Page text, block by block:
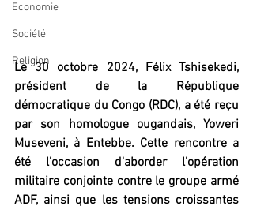
Economie
Société
Religion
Le 30 octobre 2024, Félix Tshisekedi,
président de la République
démocratique du Congo (RDC), a été reçu
par son homologue ougandais, Yoweri
Museveni, à Entebbe. Cette rencontre a
été l'occasion d'aborder l'opération
militaire conjointe contre le groupe armé
ADF, ainsi que les tensions croissantes